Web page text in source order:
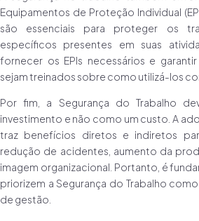
Equipamentos de Proteção Individual
são essenciais para proteger os
específicos presentes em suas
fornecer os EPIs necessários e
sejam treinados sobre como utilizá-los
Por fim, a Segurança do Trabalho
investimento e não como um custo. A
traz benefícios diretos e indiretos
redução de acidentes, aumento da
imagem organizacional. Portanto, é
priorizem a Segurança do Trabalho
de gestão.